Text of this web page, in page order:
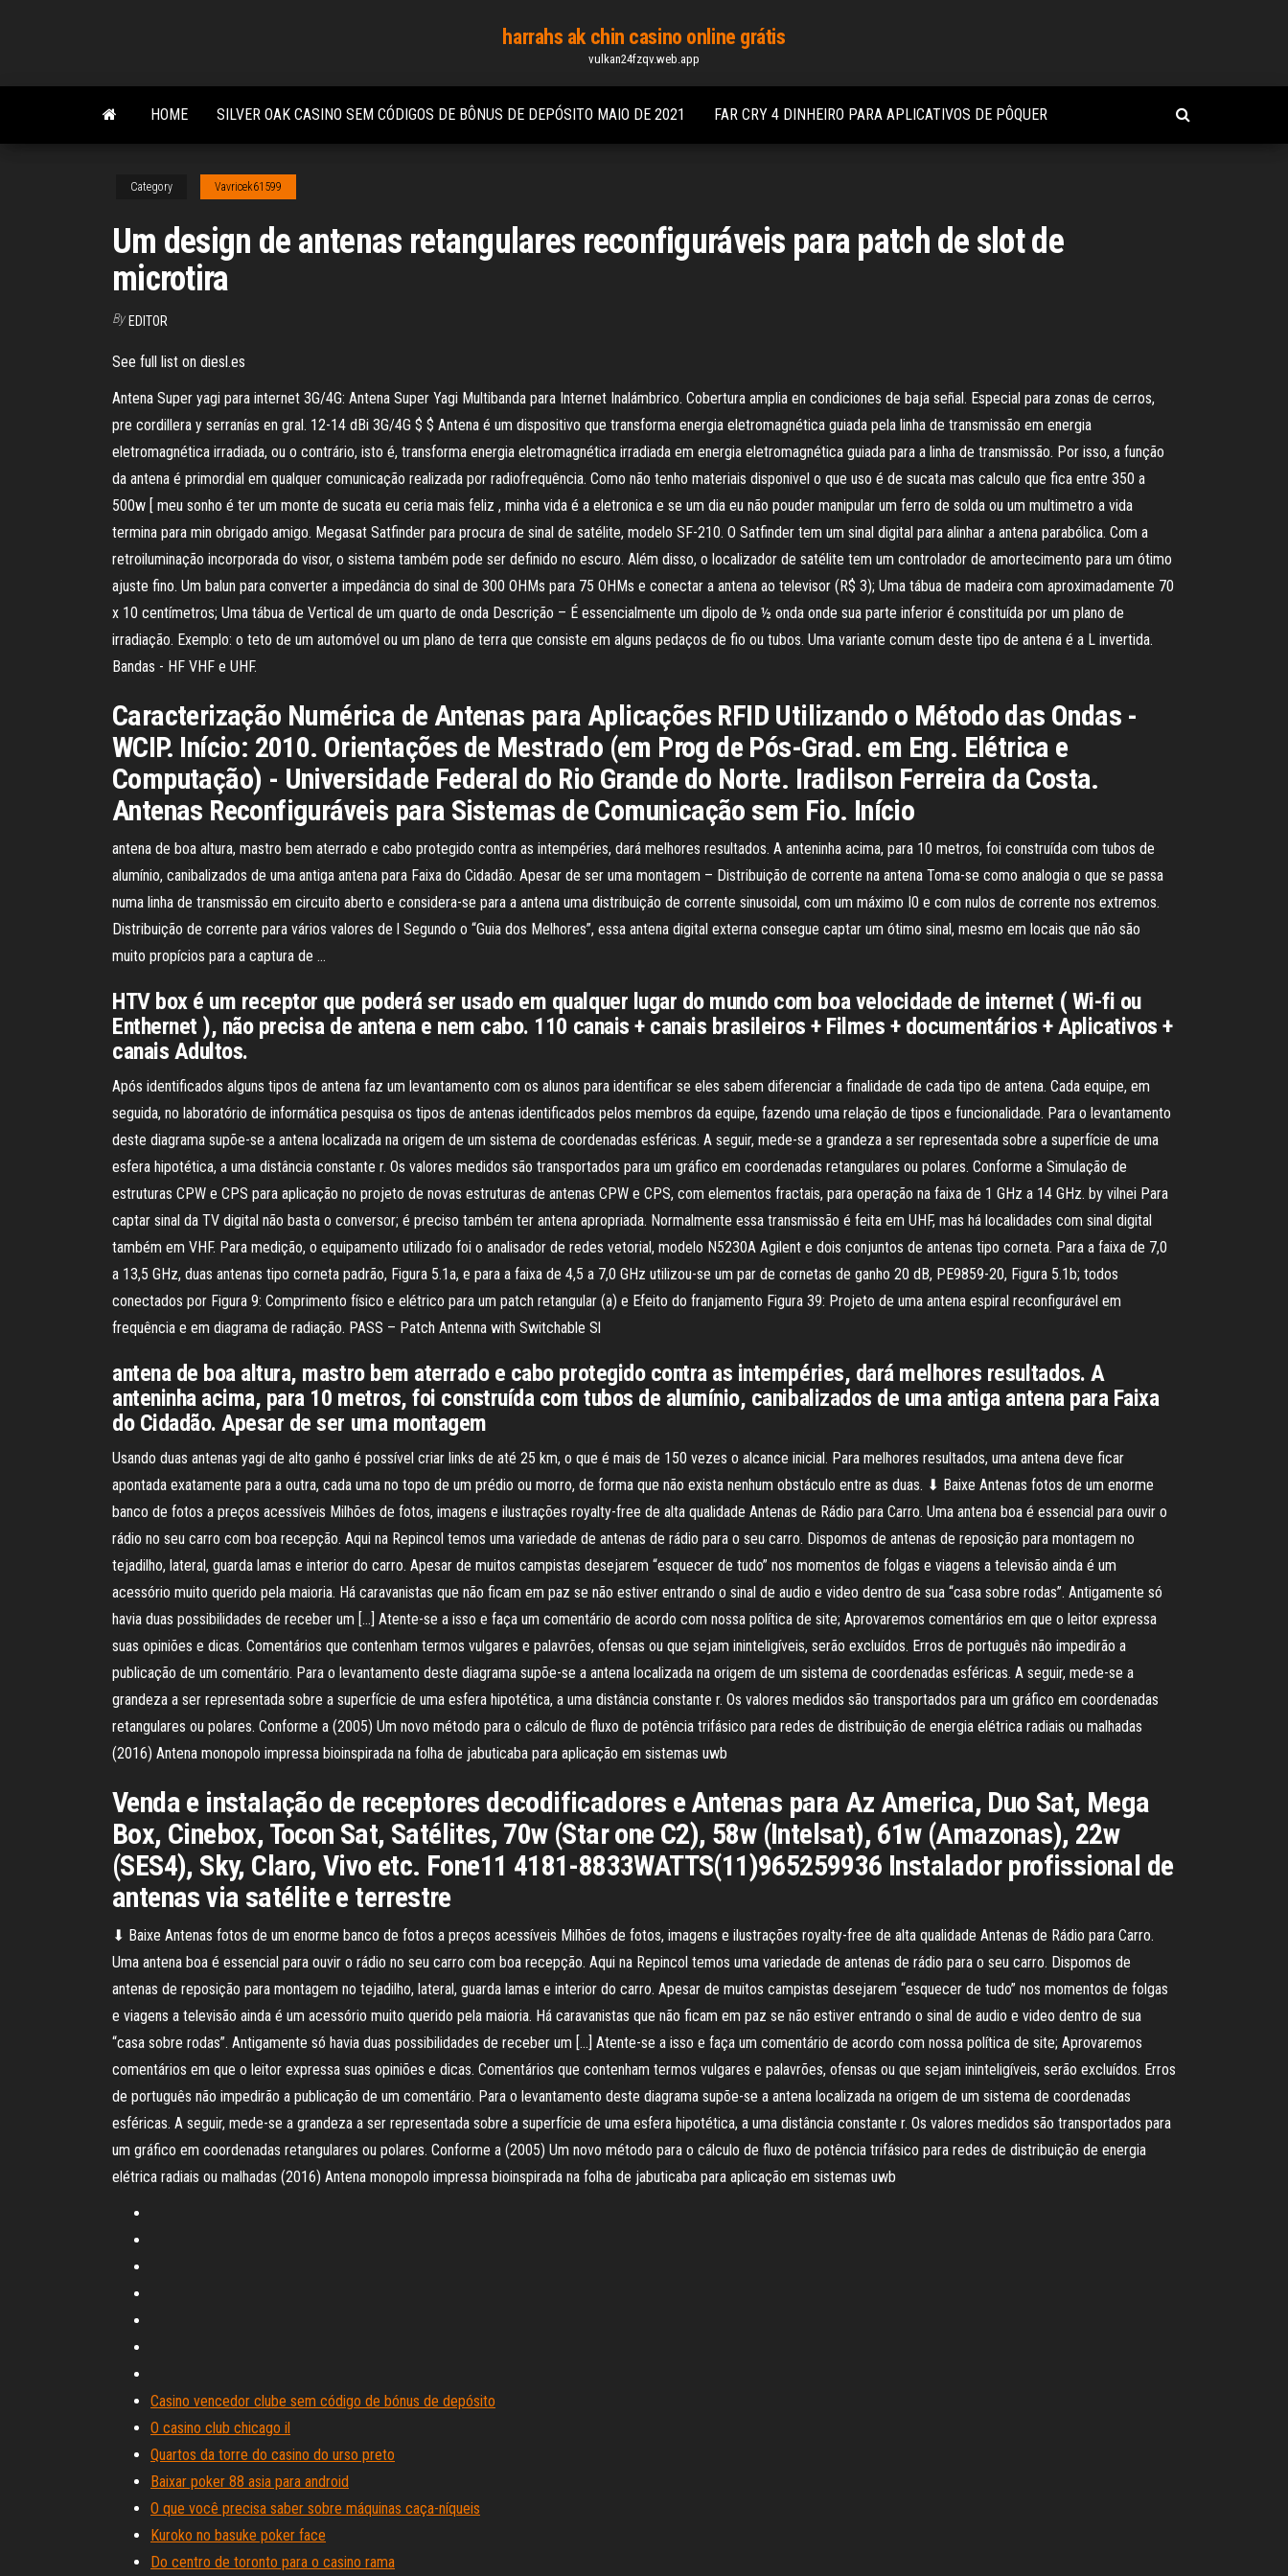
content
harrahs ak chin casino online grátis
vulkan24fzqv.web.app
HOME SILVER OAK CASINO SEM CÓDIGOS DE BÔNUS DE DEPÓSITO MAIO DE 2021 FAR CRY 4 DINHEIRO PARA APLICATIVOS DE PÔQUER
Category Vavricek61599
Um design de antenas retangulares reconfiguráveis ​​para patch de slot de
microtira
By EDITOR
See full list on diesl.es
Antena Super yagi para internet 3G/4G: Antena Super Yagi Multibanda para Internet Inalámbrico. Cobertura amplia en condiciones de baja señal. Especial para zonas de cerros,
pre cordillera y serranías en gral. 12-14 dBi 3G/4G $ $ Antena é um dispositivo que transforma energia eletromagnética guiada pela linha de transmissão em energia
eletromagnética irradiada, ou o contrário, isto é, transforma energia eletromagnética irradiada em energia eletromagnética guiada para a linha de transmissão. Por isso, a função
da antena é primordial em qualquer comunicação realizada por radiofrequência. Como não tenho materiais disponivel o que uso é de sucata mas calculo que fica entre 350 a
500w [ meu sonho é ter um monte de sucata eu ceria mais feliz , minha vida é a eletronica e se um dia eu não pouder manipular um ferro de solda ou um multimetro a vida
termina para min obrigado amigo. Megasat Satfinder para procura de sinal de satélite, modelo SF-210. O Satfinder tem um sinal digital para alinhar a antena parabólica. Com a
retroiluminação incorporada do visor, o sistema também pode ser definido no escuro. Além disso, o localizador de satélite tem um controlador de amortecimento para um ótimo
ajuste fino. Um balun para converter a impedância do sinal de 300 OHMs para 75 OHMs e conectar a antena ao televisor (R$ 3); Uma tábua de madeira com aproximadamente 70
x 10 centímetros; Uma tábua de Vertical de um quarto de onda Descrição – É essencialmente um dipolo de ½ onda onde sua parte inferior é constituída por um plano de
irradiação. Exemplo: o teto de um automóvel ou um plano de terra que consiste em alguns pedaços de fio ou tubos. Uma variante comum deste tipo de antena é a L invertida.
Bandas - HF VHF e UHF.
Caracterização Numérica de Antenas para Aplicações RFID Utilizando o Método das Ondas -
WCIP. Início: 2010. Orientações de Mestrado (em Prog de Pós-Grad. em Eng. Elétrica e
Computação) - Universidade Federal do Rio Grande do Norte. Iradilson Ferreira da Costa.
Antenas Reconfiguráveis para Sistemas de Comunicação sem Fio. Início
antena de boa altura, mastro bem aterrado e cabo protegido contra as intempéries, dará melhores resultados. A anteninha acima, para 10 metros, foi construída com tubos de
alumínio, canibalizados de uma antiga antena para Faixa do Cidadão. Apesar de ser uma montagem – Distribuição de corrente na antena Toma-se como analogia o que se passa
numa linha de transmissão em circuito aberto e considera-se para a antena uma distribuição de corrente sinusoidal, com um máximo I0 e com nulos de corrente nos extremos.
Distribuição de corrente para vários valores de l Segundo o “Guia dos Melhores”, essa antena digital externa consegue captar um ótimo sinal, mesmo em locais que não são
muito propícios para a captura de …
HTV box é um receptor que poderá ser usado em qualquer lugar do mundo com boa velocidade de internet ( Wi-fi ou
Enthernet ), não precisa de antena e nem cabo. 110 canais + canais brasileiros + Filmes + documentários + Aplicativos +
canais Adultos.
Após identificados alguns tipos de antena faz um levantamento com os alunos para identificar se eles sabem diferenciar a finalidade de cada tipo de antena. Cada equipe, em
seguida, no laboratório de informática pesquisa os tipos de antenas identificados pelos membros da equipe, fazendo uma relação de tipos e funcionalidade. Para o levantamento
deste diagrama supõe-se a antena localizada na origem de um sistema de coordenadas esféricas. A seguir, mede-se a grandeza a ser representada sobre a superfície de uma
esfera hipotética, a uma distância constante r. Os valores medidos são transportados para um gráfico em coordenadas retangulares ou polares. Conforme a Simulação de
estruturas CPW e CPS para aplicação no projeto de novas estruturas de antenas CPW e CPS, com elementos fractais, para operação na faixa de 1 GHz a 14 GHz. by vilnei Para
captar sinal da TV digital não basta o conversor; é preciso também ter antena apropriada. Normalmente essa transmissão é feita em UHF, mas há localidades com sinal digital
também em VHF. Para medição, o equipamento utilizado foi o analisador de redes vetorial, modelo N5230A Agilent e dois conjuntos de antenas tipo corneta. Para a faixa de 7,0
a 13,5 GHz, duas antenas tipo corneta padrão, Figura 5.1a, e para a faixa de 4,5 a 7,0 GHz utilizou-se um par de cornetas de ganho 20 dB, PE9859-20, Figura 5.1b; todos
conectados por Figura 9: Comprimento físico e elétrico para um patch retangular (a) e Efeito do franjamento Figura 39: Projeto de uma antena espiral reconfigurável em
frequência e em diagrama de radiação. PASS – Patch Antenna with Switchable Sl
antena de boa altura, mastro bem aterrado e cabo protegido contra as intempéries, dará melhores resultados. A
anteninha acima, para 10 metros, foi construída com tubos de alumínio, canibalizados de uma antiga antena para Faixa
do Cidadão. Apesar de ser uma montagem
Usando duas antenas yagi de alto ganho é possível criar links de até 25 km, o que é mais de 150 vezes o alcance inicial. Para melhores resultados, uma antena deve ficar
apontada exatamente para a outra, cada uma no topo de um prédio ou morro, de forma que não exista nenhum obstáculo entre as duas. ⬇ Baixe Antenas fotos de um enorme
banco de fotos a preços acessíveis Milhões de fotos, imagens e ilustrações royalty-free de alta qualidade Antenas de Rádio para Carro. Uma antena boa é essencial para ouvir o
rádio no seu carro com boa recepção. Aqui na Repincol temos uma variedade de antenas de rádio para o seu carro. Dispomos de antenas de reposição para montagem no
tejadilho, lateral, guarda lamas e interior do carro. Apesar de muitos campistas desejarem “esquecer de tudo” nos momentos de folgas e viagens a televisão ainda é um
acessório muito querido pela maioria. Há caravanistas que não ficam em paz se não estiver entrando o sinal de audio e video dentro de sua “casa sobre rodas”. Antigamente só
havia duas possibilidades de receber um […] Atente-se a isso e faça um comentário de acordo com nossa política de site; Aprovaremos comentários em que o leitor expressa
suas opiniões e dicas. Comentários que contenham termos vulgares e palavrões, ofensas ou que sejam ininteligíveis, serão excluídos. Erros de português não impedirão a
publicação de um comentário. Para o levantamento deste diagrama supõe-se a antena localizada na origem de um sistema de coordenadas esféricas. A seguir, mede-se a
grandeza a ser representada sobre a superfície de uma esfera hipotética, a uma distância constante r. Os valores medidos são transportados para um gráfico em coordenadas
retangulares ou polares. Conforme a (2005) Um novo método para o cálculo de fluxo de potência trifásico para redes de distribuição de energia elétrica radiais ou malhadas
(2016) Antena monopolo impressa bioinspirada na folha de jabuticaba para aplicação em sistemas uwb
Venda e instalação de receptores decodificadores e Antenas para Az America, Duo Sat, Mega
Box, Cinebox, Tocon Sat, Satélites, 70w (Star one C2), 58w (Intelsat), 61w (Amazonas), 22w
(SES4), Sky, Claro, Vivo etc. Fone11 4181-8833WATTS(11)965259936 Instalador profissional de
antenas via satélite e terrestre
⬇ Baixe Antenas fotos de um enorme banco de fotos a preços acessíveis Milhões de fotos, imagens e ilustrações royalty-free de alta qualidade Antenas de Rádio para Carro.
Uma antena boa é essencial para ouvir o rádio no seu carro com boa recepção. Aqui na Repincol temos uma variedade de antenas de rádio para o seu carro. Dispomos de
antenas de reposição para montagem no tejadilho, lateral, guarda lamas e interior do carro. Apesar de muitos campistas desejarem “esquecer de tudo” nos momentos de folgas
e viagens a televisão ainda é um acessório muito querido pela maioria. Há caravanistas que não ficam em paz se não estiver entrando o sinal de audio e video dentro de sua
“casa sobre rodas”. Antigamente só havia duas possibilidades de receber um […] Atente-se a isso e faça um comentário de acordo com nossa política de site; Aprovaremos
comentários em que o leitor expressa suas opiniões e dicas. Comentários que contenham termos vulgares e palavrões, ofensas ou que sejam ininteligíveis, serão excluídos. Erros
de português não impedirão a publicação de um comentário. Para o levantamento deste diagrama supõe-se a antena localizada na origem de um sistema de coordenadas
esféricas. A seguir, mede-se a grandeza a ser representada sobre a superfície de uma esfera hipotética, a uma distância constante r. Os valores medidos são transportados para
um gráfico em coordenadas retangulares ou polares. Conforme a (2005) Um novo método para o cálculo de fluxo de potência trifásico para redes de distribuição de energia
elétrica radiais ou malhadas (2016) Antena monopolo impressa bioinspirada na folha de jabuticaba para aplicação em sistemas uwb
Casino vencedor clube sem código de bónus de depósito
O casino club chicago il
Quartos da torre do casino do urso preto
Baixar poker 88 asia para android
O que você precisa saber sobre máquinas caça-níqueis
Kuroko no basuke poker face
Do centro de toronto para o casino rama